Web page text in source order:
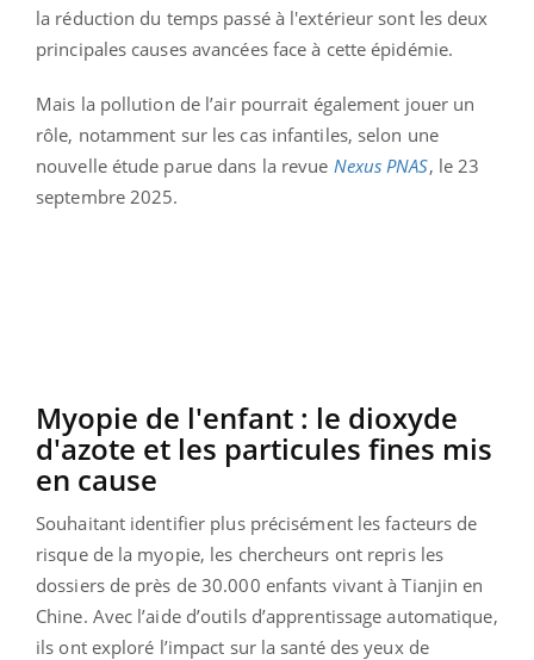
la réduction du temps passé à l'extérieur sont les deux
principales causes avancées face à cette épidémie.
Mais la pollution de l’air pourrait également jouer un
rôle, notamment sur les cas infantiles, selon une
nouvelle étude parue dans la revue Nexus PNAS, le 23
septembre 2025.
Myopie de l'enfant : le dioxyde
d'azote et les particules fines mis
en cause
Souhaitant identifier plus précisément les facteurs de
risque de la myopie, les chercheurs ont repris les
dossiers de près de 30.000 enfants vivant à Tianjin en
Chine. Avec l’aide d’outils d’apprentissage automatique,
ils ont exploré l’impact sur la santé des yeux de